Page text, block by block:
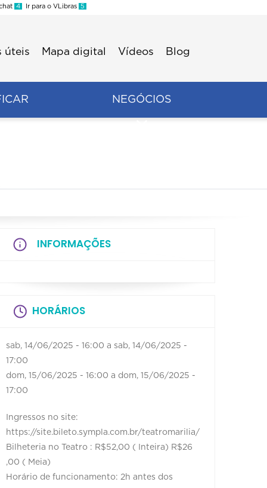
4 Ir para o VLibras 5
úteis Mapa digital Vídeos Blog
NEGÓCIOS
INFORMAÇÕES
HORÁRIOS
sab, 14/06/2025 - 16:00 a sab, 14/06/2025 -
17:00
dom, 15/06/2025 - 16:00 a dom, 15/06/2025 -
17:00
Ingressos no site:
https://site.bileto.sympla.com.br/teatromarilia/
Bilheteria no Teatro : R$52,00 ( Inteira) R$26
,00 ( Meia)
Horário de funcionamento: 2h antes dos